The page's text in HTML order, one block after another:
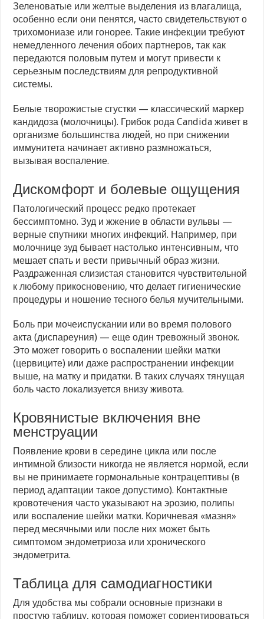
Зеленоватые или желтые выделения из влагалища,
особенно если они пенятся, часто свидетельствуют о
трихомониазе или гонорее. Такие инфекции требуют
немедленного лечения обоих партнеров, так как
передаются половым путем и могут привести к
серьезным последствиям для репродуктивной
системы.
Белые творожистые сгустки — классический маркер
кандидоза (молочницы). Грибок рода Candida живет в
организме большинства людей, но при снижении
иммунитета начинает активно размножаться,
вызывая воспаление.
Дискомфорт и болевые ощущения
Патологический процесс редко протекает
бессимптомно. Зуд и жжение в области вульвы —
верные спутники многих инфекций. Например, при
молочнице зуд бывает настолько интенсивным, что
мешает спать и вести привычный образ жизни.
Раздраженная слизистая становится чувствительной
к любому прикосновению, что делает гигиенические
процедуры и ношение тесного белья мучительными.
Боль при мочеиспускании или во время полового
акта (диспареуния) — еще один тревожный звонок.
Это может говорить о воспалении шейки матки
(цервиците) или даже распространении инфекции
выше, на матку и придатки. В таких случаях тянущая
боль часто локализуется внизу живота.
Кровянистые включения вне
менструации
Появление крови в середине цикла или после
интимной близости никогда не является нормой, если
вы не принимаете гормональные контрацептивы (в
период адаптации такое допустимо). Контактные
кровотечения часто указывают на эрозию, полипы
или воспаление шейки матки. Коричневая «мазня»
перед месячными или после них может быть
симптомом эндометриоза или хронического
эндометрита.
Таблица для самодиагностики
Для удобства мы собрали основные признаки в
простую таблицу, которая поможет сориентироваться